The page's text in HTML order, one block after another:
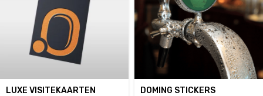
LUXE VISITEKAARTEN DOMING STICKERS